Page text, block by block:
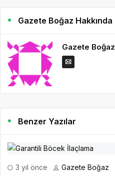
Gazete Boğaz Hakkında
Gazete Boğaz
Benzer Yazılar
3 yıl önce Gazete Boğaz